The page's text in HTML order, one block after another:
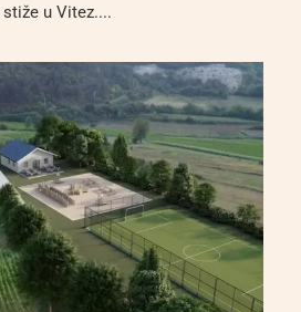
u Vitez....